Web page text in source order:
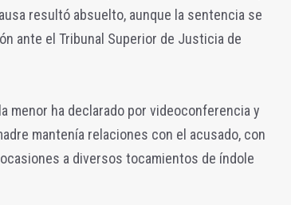
resultó absuelto, aunque la sentencia se
ante el Tribunal Superior de Justicia de
menor ha declarado por videoconferencia y
mantenía relaciones con el acusado, con
a diversos tocamientos de índole